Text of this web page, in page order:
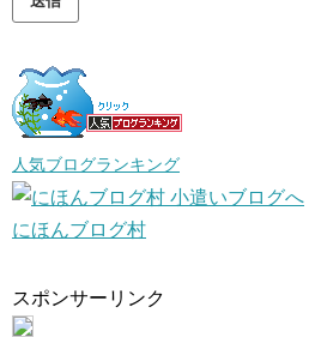
人気ブログランキング
にほんブログ村
スポンサーリンク